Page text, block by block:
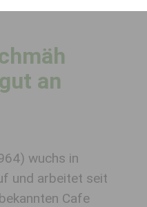
an
wuchs in
und arbeitet seit
Cafe